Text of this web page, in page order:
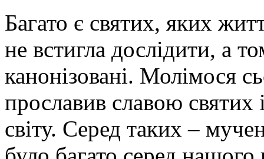
Багато є святих, яких
не встигла дослідити, а
канонізовані. Молімося
прославив славою святих
світу. Серед таких –